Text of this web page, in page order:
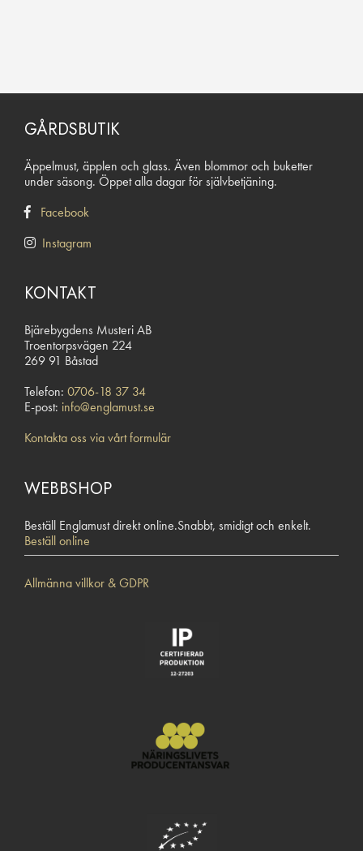
GÅRDSBUTIK
Äppelmust, äpplen och glass. Även blommor och buketter
under säsong. Öppet alla dagar för självbetjäning.
Facebook
Instagram
KONTAKT
Bjärebygdens Musteri AB
Troentorpsvägen 224
269 91 Båstad
Telefon: 0706-18 37 34
E-post: info@englamust.se
Kontakta oss via vårt formulär
WEBBSHOP
Beställ Englamust direkt online.Snabbt, smidigt och enkelt.
Beställ online
Allmänna villkor & GDPR